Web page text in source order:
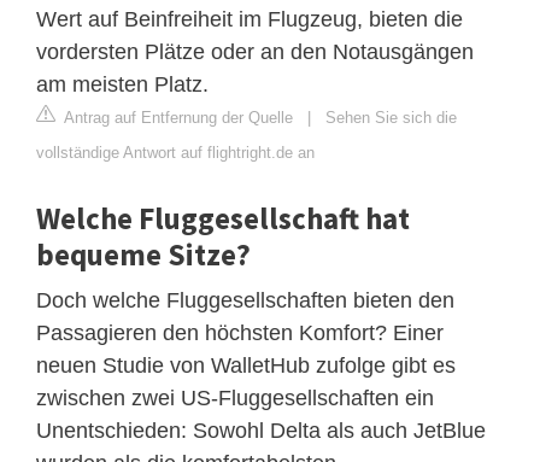
Wert auf Beinfreiheit im Flugzeug, bieten die
vordersten Plätze oder an den Notausgängen
am meisten Platz.
Antrag auf Entfernung der Quelle | Sehen Sie sich die
vollständige Antwort auf flightright.de an
Welche Fluggesellschaft hat
bequeme Sitze?
Doch welche Fluggesellschaften bieten den
Passagieren den höchsten Komfort? Einer
neuen Studie von WalletHub zufolge gibt es
zwischen zwei US-Fluggesellschaften ein
Unentschieden: Sowohl Delta als auch JetBlue